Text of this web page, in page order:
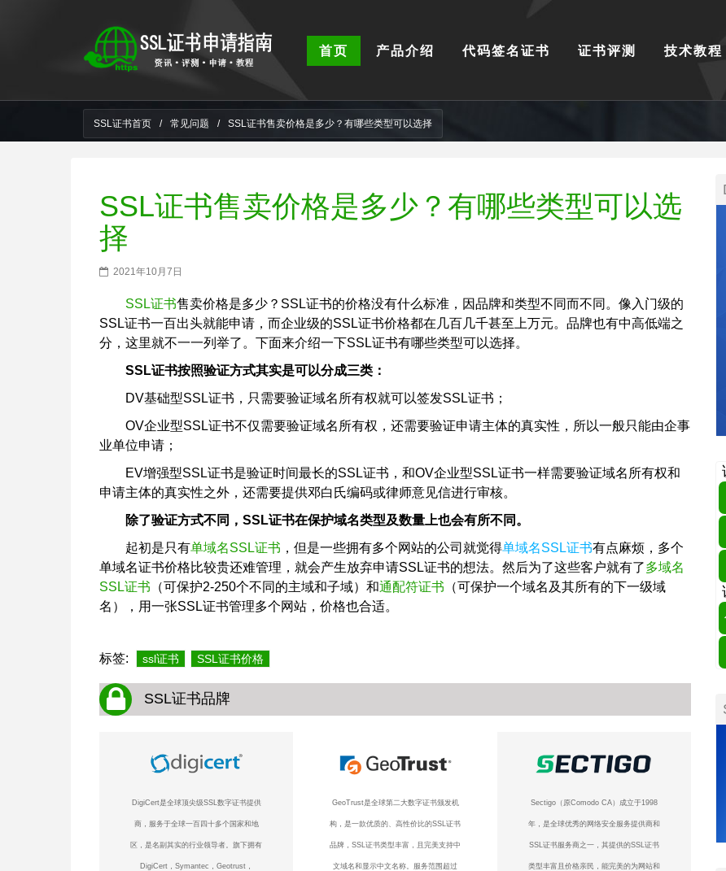
首页 产品介绍 代码签名证书 证书评测 技术教程
SSL证书首页 / 常见问题 / SSL证书售卖价格是多少？有哪些类型可以选择
SSL证书售卖价格是多少？有哪些类型可以选
择
2021年10月7日
SSL证书售卖价格是多少？SSL证书的价格没有什么标准，因品牌和类型不同而不同。像入门级的
SSL证书一百出头就能申请，而企业级的SSL证书价格都在几百几千甚至上万元。品牌也有中高低端之
分，这里就不一一列举了。下面来介绍一下SSL证书有哪些类型可以选择。
SSL证书按照验证方式其实是可以分成三类：
DV基础型SSL证书，只需要验证域名所有权就可以签发SSL证书；
OV企业型SSL证书不仅需要验证域名所有权，还需要验证申请主体的真实性，所以一般只能由企事
业单位申请；
EV增强型SSL证书是验证时间最长的SSL证书，和OV企业型SSL证书一样需要验证域名所有权和
申请主体的真实性之外，还需要提供邓白氏编码或律师意见信进行审核。
除了验证方式不同，SSL证书在保护域名类型及数量上也会有所不同。
起初是只有单域名SSL证书 ，但是一些拥有多个网站的公司就觉得单域名SSL证书有点麻烦，多个
单域名证书价格比较贵还难管理，就会产生放弃申请SSL证书的想法。然后为了这些客户就有了多域名
SSL证书 （可保护2-250个不同的主域和子域）和通配符证书 （可保护一个域名及其所有的下一级域
名），用一张SSL证书管理多个网站，价格也合适。
标签: ssl证书 SSL证书价格
SSL证书品牌
DigiCert是全球顶尖级SSL数字证书提供
商，服务于全球一百四十多个国家和地
区，是名副其实的行业领导者。旗下拥有
DigiCert，Symantec，Geotrust，
GeoTrust是全球第二大数字证书颁发机
构，是一款优质的、高性价比的SSL证书
品牌，SSL证书类型丰富，且完美支持中
文域名和显示中文名称。服务范围超过
Sectigo（原Comodo CA）成立于1998
年，是全球优秀的网络安全服务提供商和
SSL证书服务商之一，其提供的SSL证书
类型丰富且价格亲民，能完美的为网站和